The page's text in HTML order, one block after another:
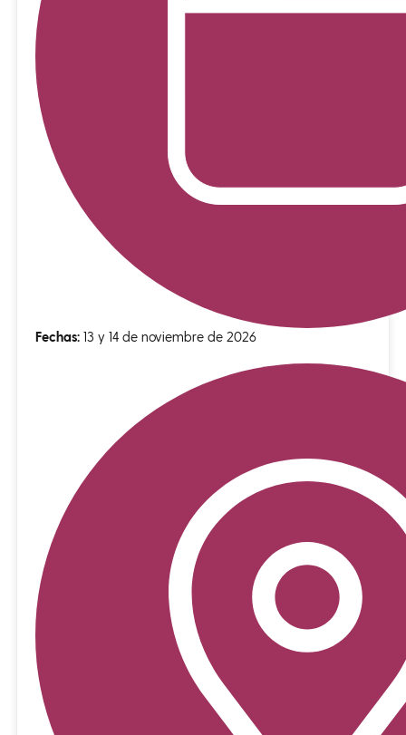
Fechas: 13 y 14 de noviembre de 2026